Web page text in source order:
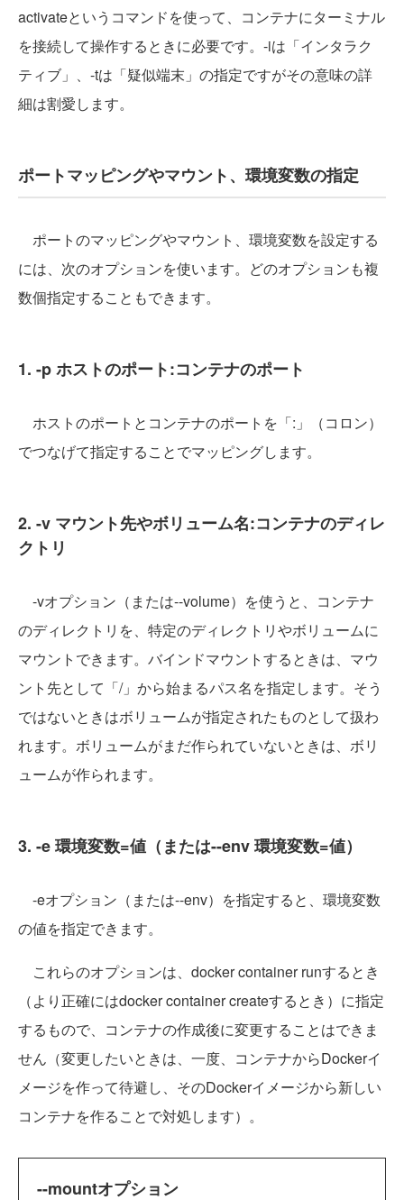
activateというコマンドを使って、コンテナにターミナル
を接続して操作するときに必要です。-iは「インタラク
ティブ」、-tは「疑似端末」の指定ですがその意味の詳
細は割愛します。
ポートマッピングやマウント、環境変数の指定
ポートのマッピングやマウント、環境変数を設定する
には、次のオプションを使います。どのオプションも複
数個指定することもできます。
1. -p ホストのポート:コンテナのポート
ホストのポートとコンテナのポートを「:」（コロン）
でつなげて指定することでマッピングします。
2. -v マウント先やボリューム名:コンテナのディレ
クトリ
-vオプション（または--volume）を使うと、コンテナ
のディレクトリを、特定のディレクトリやボリュームに
マウントできます。バインドマウントするときは、マウ
ント先として「/」から始まるパス名を指定します。そう
ではないときはボリュームが指定されたものとして扱わ
れます。ボリュームがまだ作られていないときは、ボリ
ュームが作られます。
3. -e 環境変数=値（または--env 環境変数=値）
-eオプション（または--env）を指定すると、環境変数
の値を指定できます。
これらのオプションは、docker container runするとき
（より正確にはdocker container createするとき）に指定
するもので、コンテナの作成後に変更することはできま
せん（変更したいときは、一度、コンテナからDockerイ
メージを作って待避し、そのDockerイメージから新しい
コンテナを作ることで対処します）。
--mountオプション